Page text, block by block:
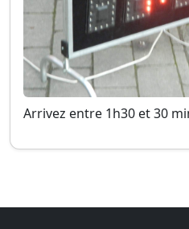
Arrivez entre 1h30 et 30